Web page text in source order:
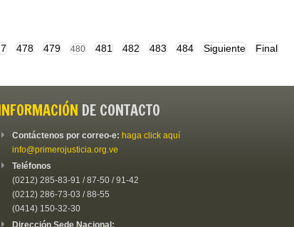
478 479 480 481 482 483 484 Siguiente Final
DE CONTACTO
Contáctenos por correo-e: haga click aquí
info@primerojusticia.org.ve
Teléfonos
(0212) 285-83-91 / 87-50 / 91-42
(0212) 286-73-03 / 88-55
(0414) 150-32-30
Dirección Sede Nacional: